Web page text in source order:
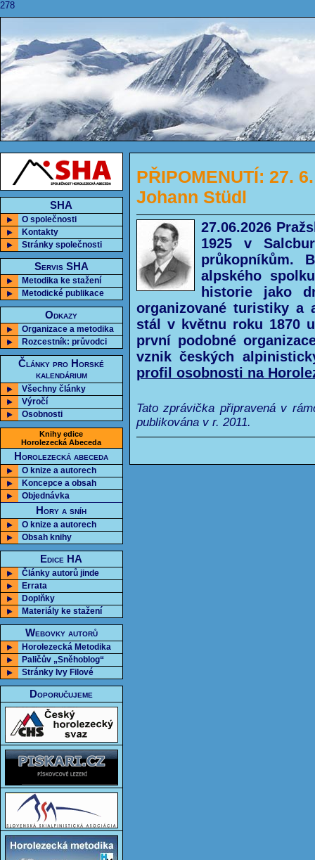
278
SHA
O společnosti
Kontakty
Stránky společnosti
Servis SHA
Metodika ke stažení
Metodické publikace
Odkazy
Organizace a metodika
Rozcestník: průvodci
Články pro Horské
kalendárium
Všechny články
Výročí
Osobnosti
Knihy edice
Horolezecká Abeceda
Horolezecká abeceda
O knize a autorech
Koncepce a obsah
Objednávka
Hory a sníh
O knize a autorech
Obsah knihy
Edice HA
Články autorů jinde
Errata
Doplňky
Materiály ke stažení
Webovky autorů
Horolezecká Metodika
Paličův „Sněhoblog“
Stránky Ivy Filové
Doporučujeme
PŘIPOMENUTÍ: 27.
Johann Stüdl
27.06.2026
1925 v
průkopníkům.
alpského
historie jako
organizované turistiky a
stál v květnu roku 1870
první podobné
vznik českých
profil osobnosti na
Tato zprávička připravená v
publikována v r. 2011.